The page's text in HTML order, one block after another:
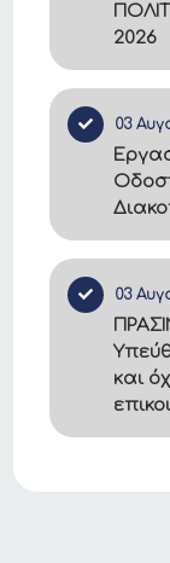
2026
03
03
και